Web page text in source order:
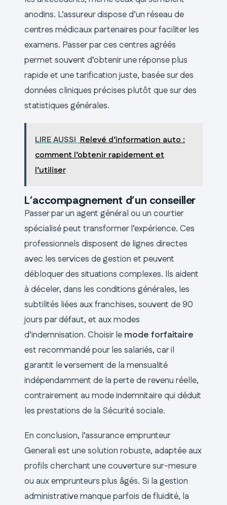
anodins. L’assureur dispose d’un réseau de
centres médicaux partenaires pour faciliter les
examens. Passer par ces centres agréés
permet souvent d’obtenir une réponse plus
rapide et une tarification juste, basée sur des
données cliniques précises plutôt que sur des
statistiques générales.
LIRE AUSSI Relevé d’information auto :
comment l’obtenir rapidement et
l’utiliser
L’accompagnement d’un conseiller
Passer par un agent général ou un courtier
spécialisé peut transformer l’expérience. Ces
professionnels disposent de lignes directes
avec les services de gestion et peuvent
débloquer des situations complexes. Ils aident
à déceler, dans les conditions générales, les
subtilités liées aux franchises, souvent de 90
jours par défaut, et aux modes
d’indemnisation. Choisir le mode forfaitaire
est recommandé pour les salariés, car il
garantit le versement de la mensualité
indépendamment de la perte de revenu réelle,
contrairement au mode indemnitaire qui déduit
les prestations de la Sécurité sociale.
En conclusion, l’assurance emprunteur
Generali est une solution robuste, adaptée aux
profils cherchant une couverture sur-mesure
ou aux emprunteurs plus âgés. Si la gestion
administrative manque parfois de fluidité, la